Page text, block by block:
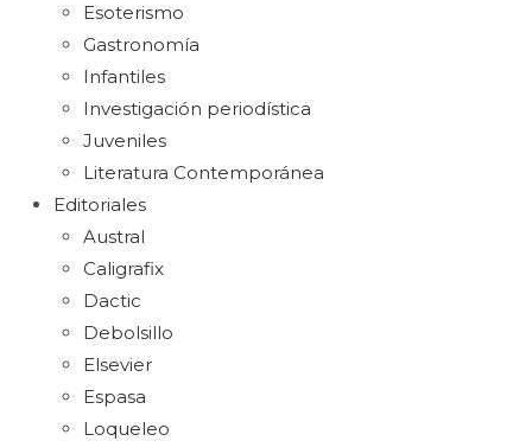
Esoterismo
Gastronomía
Infantiles
Investigación periodística
Juveniles
Literatura Contemporánea
Editoriales
Austral
Caligrafix
Dactic
Debolsillo
Elsevier
Espasa
Loqueleo